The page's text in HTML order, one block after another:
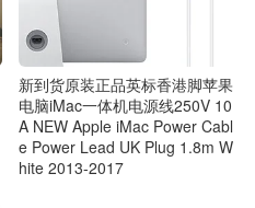
新到货原装正品英标香港脚苹果
电脑iMac一体机电源线250V 10
A NEW Apple iMac Power Cabl
e Power Lead UK Plug 1.8m W
hite 2013-2017